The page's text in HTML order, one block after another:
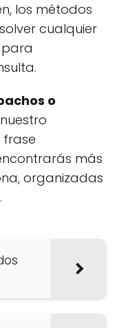
los métodos
cualquier
o
más
organizadas